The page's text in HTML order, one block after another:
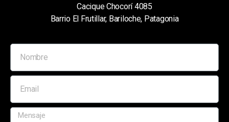
Cacique Chocorí 4085
Barrio El Frutillar, Bariloche, Patagonia